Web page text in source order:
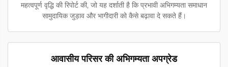
महत्वपूर्ण वृद्धि की रिपोर्ट की, जो यह दर्शाती है कि प्रभावी अभिगम्यता समाधान
सामुदायिक जुड़ाव और भागीदारी को कैसे बढ़ावा दे सकते हैं।
आवासीय परिसर की अभिगम्यता अपग्रेड